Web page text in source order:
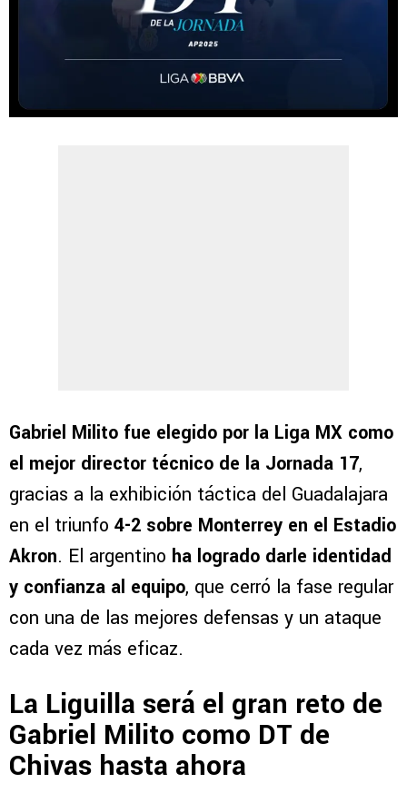
Gabriel Milito fue elegido por la Liga MX como
el mejor director técnico de la Jornada 17,
gracias a la exhibición táctica del Guadalajara
en el triunfo 4-2 sobre Monterrey en el Estadio
Akron. El argentino ha logrado darle identidad
y confianza al equipo, que cerró la fase regular
con una de las mejores defensas y un ataque
cada vez más eficaz.
La Liguilla será el gran reto de
Gabriel Milito como DT de
Chivas hasta ahora